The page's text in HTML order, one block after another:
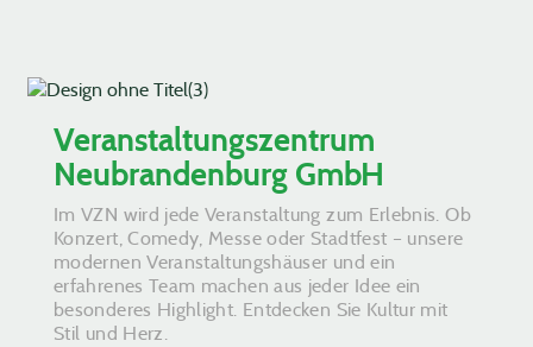
Veranstaltungszentrum
Neubrandenburg GmbH
Im VZN wird jede Veranstaltung zum Erlebnis. Ob
Konzert, Comedy, Messe oder Stadtfest – unsere
modernen Veranstaltungshäuser und ein
erfahrenes Team machen aus jeder Idee ein
besonderes Highlight. Entdecken Sie Kultur mit
Stil und Herz.